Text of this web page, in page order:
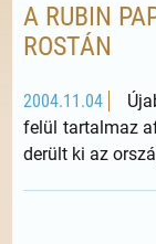
A RUBIN
ROSTÁN
2004.11.04
felül tartalmaz
derült ki az